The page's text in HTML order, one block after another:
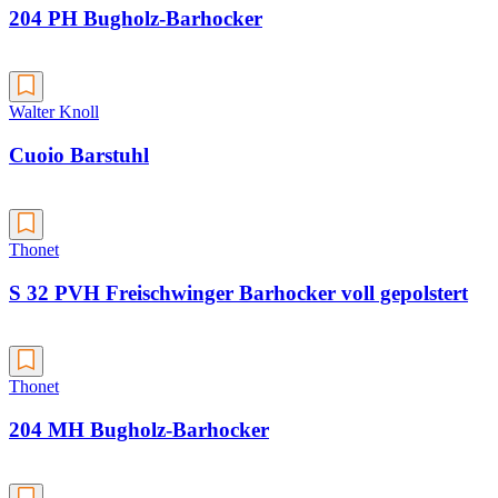
204 PH Bugholz-Barhocker
Walter Knoll
Cuoio Barstuhl
Thonet
S 32 PVH Freischwinger Barhocker voll gepolstert
Thonet
204 MH Bugholz-Barhocker